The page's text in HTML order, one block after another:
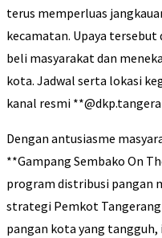
terus memperluas
kecamatan. Upaya tersebut
beli masyarakat dan
kota. Jadwal serta lokasi
kanal resmi
Dengan antusiasme
**Gampang Sembako On
program distribusi pangan
strategi Pemkot
pangan kota yang